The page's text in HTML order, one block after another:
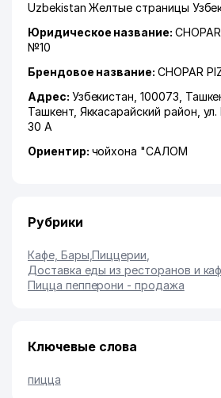
Uzbekistan Желтые страницы
Юридическое название:
№10
Брендовое название: CHOPAR
Адрес: Узбекистан, 100073,
Ташкент, Яккасарайский район
30 А
Ориентир: чойхона "САЛОМ
Рубрики
Кафе, Бары ,Пиццерии
Доставка еды из ресторанов и
Пицца пепперони - продажа
Ключевые слова
пицца